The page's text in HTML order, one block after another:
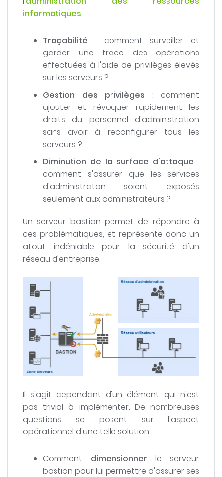
informatiques :
Traçabilité : comment surveiller et
garder une trace des opérations
effectuées à l'aide de privilèges élevés
sur les serveurs ?
Gestion des privilèges : comment
ajouter et révoquer rapidement les
droits du personnel d'administration
sans avoir à reconfigurer tous les
serveurs ?
Diminution de la surface d'attaque :
comment s'assurer que les services
d'administraton soient exposés
seulement aux administrateurs ?
Un serveur bastion permet de répondre à
ces problématiques, et représente donc un
atout indéniable pour la sécurité d'un
réseau d'entreprise.
Il s'agit cependant d'un élément qui n'est
pas trivial à implémenter. De nombreuses
questions se posent sur l'aspect
opérationnel d'une telle solution :
Comment dimensionner le serveur
bastion pour lui permettre d'assurer ses